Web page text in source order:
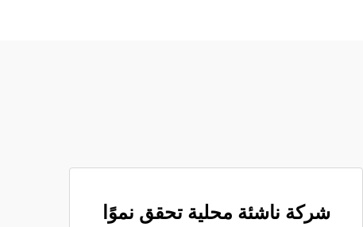
شركة ناشئة محلية تحقق نموًا